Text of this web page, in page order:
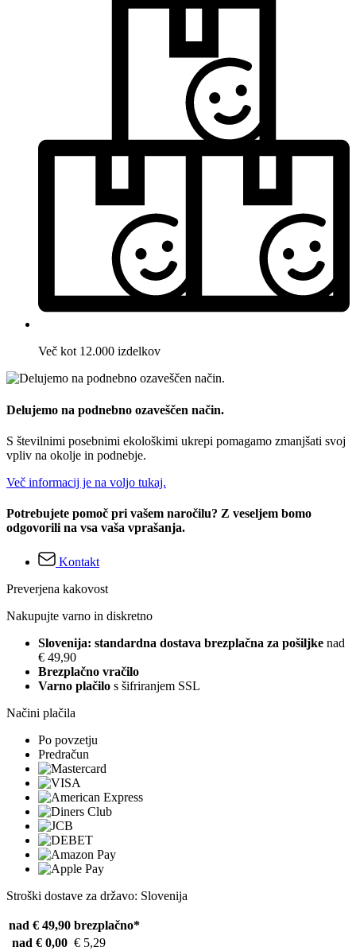
Več kot 12.000 izdelkov
Delujemo na podnebno ozaveščen način.
S številnimi posebnimi ekološkimi ukrepi pomagamo zmanjšati svoj
vpliv na okolje in podnebje.
Več informacij je na voljo tukaj.
Potrebujete pomoč pri vašem naročilu? Z veseljem bomo
odgovorili na vsa vaša vprašanja.
Kontakt
Preverjena kakovost
Nakupujte varno in diskretno
Slovenija: standardna dostava brezplačna za pošiljke nad
€ 49,90
Brezplačno vračilo
Varno plačilo s šifriranjem SSL
Načini plačila
Po povzetju
Predračun
Stroški dostave za državo: Slovenija
nad € 49,90 brezplačno*
nad € 0,00 € 5,29